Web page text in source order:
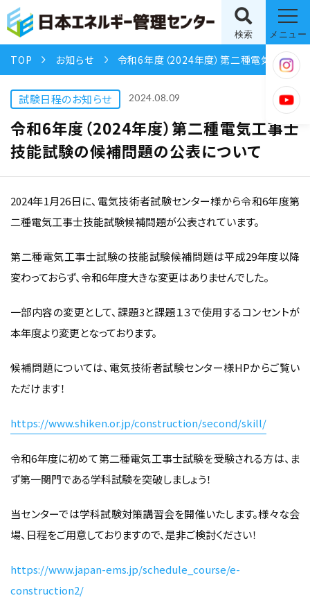
検索 メニュー
TOP お知らせ 令和6年度（2024年度）第二種電気工事士技能試験の候補問題の公表について
試験日程のお知らせ 2024.08.09
令和6年度（2024年度）第二種電気工事士
技能試験の候補問題の公表について
2024年1月26日に、電気技術者試験センター様から令和6年度第
二種電気工事士技能試験候補問題が公表されています。
第二種電気工事士試験の技能試験候補問題は平成29年度以降
変わっておらず、令和6年度大きな変更はありませんでした。
一部内容の変更として、課題3と課題１３で使用するコンセントが
本年度より変更となっております。
候補問題については、電気技術者試験センター様HPからご覧い
ただけます！
https://www.shiken.or.jp/construction/second/skill/
令和6年度に初めて第二種電気工事士試験を受験される方は、ま
ず第一関門である学科試験を突破しましょう！
当センターでは学科試験対策講習会を開催いたします。様々な会
場、日程をご用意しておりますので、是非ご検討ください！
https://www.japan-ems.jp/schedule_course/e-
construction2/